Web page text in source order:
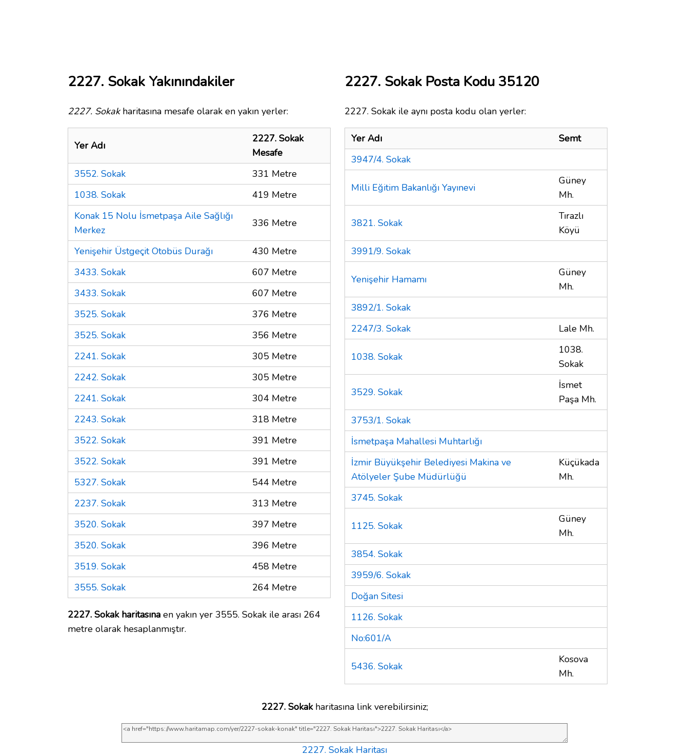
2227. Sokak Yakınındakiler
2227. Sokakharitasına mesafe olarak en yakın yerler:
Yer Adı
2227. Sokak
Mesafe
3552. Sokak
331 Metre
1038. Sokak
419 Metre
Konak 15 Nolu İsmetpaşa Aile Sağlığı
Merkez
336 Metre
Yenişehir Üstgeçit Otobüs Durağı
430 Metre
3433. Sokak
607 Metre
3433. Sokak
607 Metre
3525. Sokak
376 Metre
3525. Sokak
356 Metre
2241. Sokak
305 Metre
2242. Sokak
305 Metre
2241. Sokak
304 Metre
2243. Sokak
318 Metre
3522. Sokak
391 Metre
3522. Sokak
391 Metre
5327. Sokak
544 Metre
2237. Sokak
313 Metre
3520. Sokak
397 Metre
3520. Sokak
396 Metre
3519. Sokak
458 Metre
3555. Sokak
264 Metre
2227. Sokak haritasına en yakın yer 3555. Sokak ile arası 264
metre olarak hesaplanmıştır.
2227. Sokak Posta Kodu 35120
2227. Sokak ile aynı posta kodu olan yerler:
Yer Adı
Semt
3947/4. Sokak
Milli Eğitim Bakanlığı Yayınevi
Güney
Mh.
3821. Sokak
Tırazlı
Köyü
3991/9. Sokak
Yenişehir Hamamı
Güney
Mh.
3892/1. Sokak
2247/3. Sokak
Lale Mh.
1038. Sokak
1038.
Sokak
3529. Sokak
İsmet
Paşa Mh.
3753/1. Sokak
İsmetpaşa Mahallesi Muhtarlığı
İzmir Büyükşehir Belediyesi Makina ve
Atölyeler Şube Müdürlüğü
Küçükada
Mh.
3745. Sokak
1125. Sokak
Güney
Mh.
3854. Sokak
3959/6. Sokak
Doğan Sitesi
1126. Sokak
No:601/A
5436. Sokak
Kosova
Mh.
2227. Sokakharitasına link verebilirsiniz;
2227. Sokak Haritası